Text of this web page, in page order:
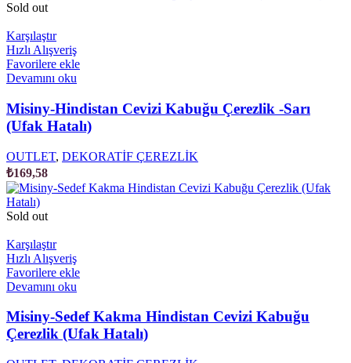
Sold out
Karşılaştır
Hızlı Alışveriş
Favorilere ekle
Devamını oku
Misiny-Hindistan Cevizi Kabuğu Çerezlik -Sarı
(Ufak Hatalı)
OUTLET, DEKORATİF ÇEREZLİK
₺169,58
Sold out
Karşılaştır
Hızlı Alışveriş
Favorilere ekle
Devamını oku
Misiny-Sedef Kakma Hindistan Cevizi Kabuğu
Çerezlik (Ufak Hatalı)